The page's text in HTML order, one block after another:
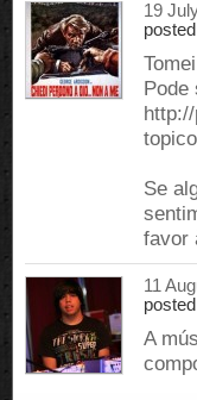
19
Pode
Se
favor
11
A